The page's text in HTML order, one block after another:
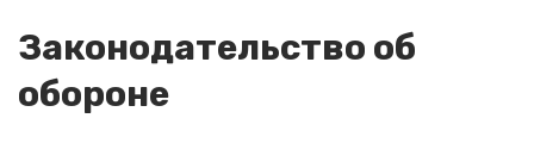
Законодательство об
обороне